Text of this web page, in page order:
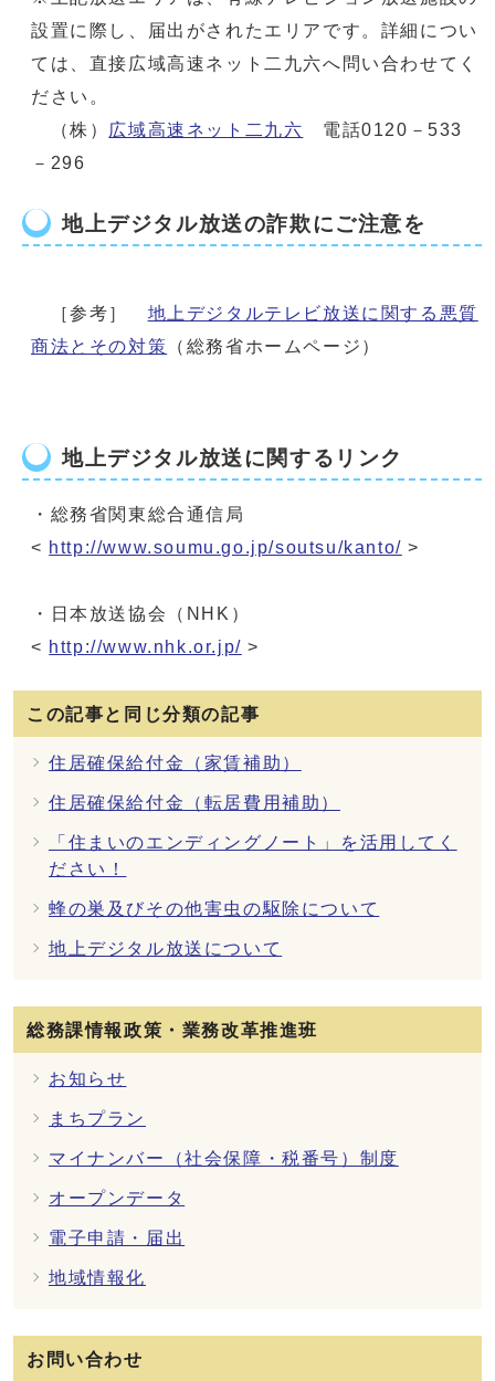
設置に際し、届出がされたエリアです。詳細につい
ては、直接広域高速ネット二九六へ問い合わせてく
ださい。
（株） 広域高速ネット二九六 電話0120－533
－296
地上デジタル放送の詐欺にご注意を
［参考］ 地上デジタルテレビ放送に関する悪質
商法とその対策 （総務省ホームページ）
地上デジタル放送に関するリンク
・総務省関東総合通信局
< http://www.soumu.go.jp/soutsu/kanto/ >
・日本放送協会（NHK）
< http://www.nhk.or.jp/ >
この記事と同じ分類の記事
住居確保給付金（家賃補助）
住居確保給付金（転居費用補助）
「住まいのエンディングノート」を活用してく
ださい！
蜂の巣及びその他害虫の駆除について
地上デジタル放送について
総務課情報政策・業務改革推進班
お知らせ
まちプラン
マイナンバー（社会保障・税番号）制度
オープンデータ
電子申請・届出
地域情報化
お問い合わせ